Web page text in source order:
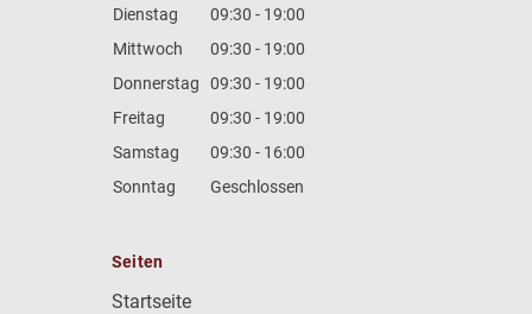
Dienstag
09:30 - 19:00
Mittwoch
09:30 - 19:00
Donnerstag
09:30 - 19:00
Freitag
09:30 - 19:00
Samstag
09:30 - 16:00
Sonntag
Geschlossen
Seiten
Startseite